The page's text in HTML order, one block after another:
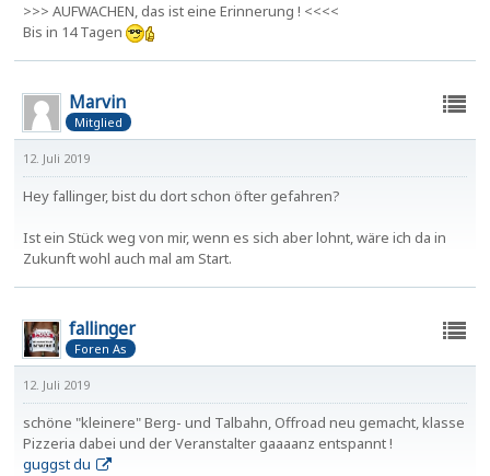
>>> AUFWACHEN, das ist eine Erinnerung ! <<<<
Bis in 14 Tagen
Marvin
Mitglied
12. Juli 2019
Hey fallinger, bist du dort schon öfter gefahren?
Ist ein Stück weg von mir, wenn es sich aber lohnt, wäre ich da in
Zukunft wohl auch mal am Start.
fallinger
Foren As
12. Juli 2019
schöne "kleinere" Berg- und Talbahn, Offroad neu gemacht, klasse
Pizzeria dabei und der Veranstalter gaaaanz entspannt !
guggst du